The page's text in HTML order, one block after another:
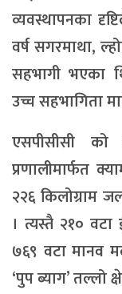
व्यवस्थापनका
वर्ष सगरमाथा,
सहभागी भएका
उच्च सहभागिता
एसपीसीसी
प्रणालीमार्फत
२२६ किलोग्राम
। त्यस्तै २१०
७६९ वटा मानव
‘पुप ब्याग’ तल्लो